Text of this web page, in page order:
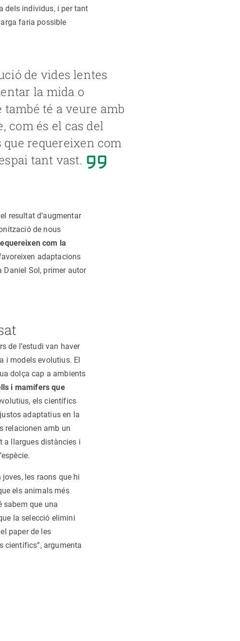
dels individus, i per tant
faria possible
de vides lentes
la mida o
té a veure amb
com és el cas del
requereixen com
tant vast.
resultat d’augmentar
de nous
com la
adaptacions
Daniel Sol, primer autor
de l’estudi van haver
i models evolutius. El
dolça cap a ambients
i mamífers que
els científics
adaptatius en la
relacionen amb un
a llargues distàncies i
les raons que hi
els animals més
sabem que una
la selecció elimini
paper de les
científics”, argumenta